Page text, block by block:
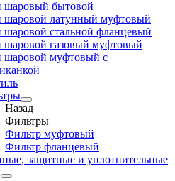
шаровый бытовой
шаровой латунный муфтовый
шаровой стальной фланцевый
шаровой газовый муфтовый
шаровой муфтовый с
Назад
Фильтры
Фильтр муфтовый
Фильтр фланцевый
защитные и уплотнительные